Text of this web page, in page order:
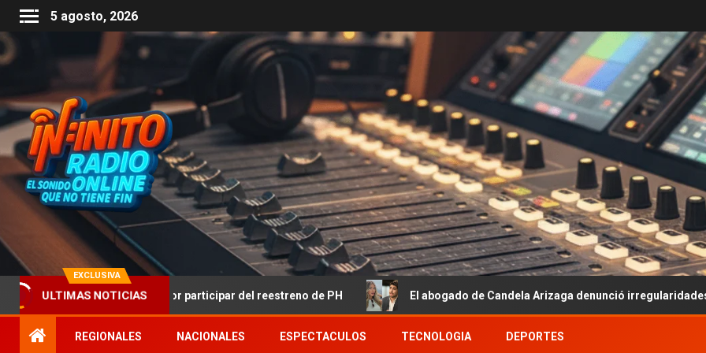
5 agosto, 2026
EXCLUSIVA
ULTIMAS NOTICIAS
Pampita por participar del reestreno de PH El abogado de Candela Arizaga denunció irregularidades en el
REGIONALES NACIONALES ESPECTACULOS TECNOLOGIA DEPORTES